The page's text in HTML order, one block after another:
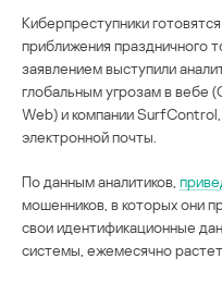
Киберпреступники
приближения праздничного
заявлением выступили
глобальным угрозам в вебе
Web) и компании
электронной почты.
По данным аналитиков,
мошенников, в которых они
свои идентификационные
системы, ежемесячно